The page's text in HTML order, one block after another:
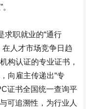
”。
求职就业的“通行
在人才市场竞争日趋
构认证的专业证书，
向雇主传递出“专
证书全国统一查询平
可追溯性，为行业人